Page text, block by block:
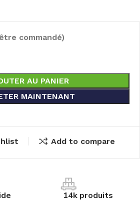
commandé)
AU PANIER
MAINTENANT
Add to compare
14k produits